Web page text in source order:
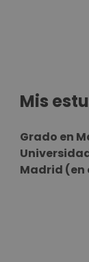
Mis
Grado en
Madrid (en